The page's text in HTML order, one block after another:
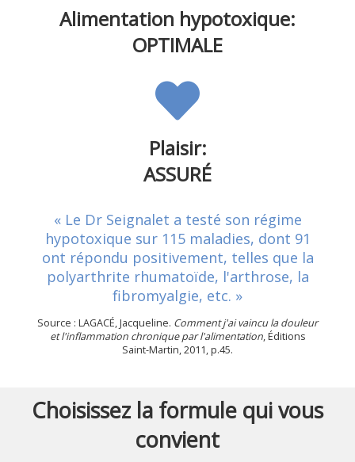
Alimentation hypotoxique:
OPTIMALE
Plaisir:
ASSURÉ
« Le Dr Seignalet a testé son régime
hypotoxique sur 115 maladies, dont 91
ont répondu positivement, telles que la
polyarthrite rhumatoïde, l'arthrose, la
fibromyalgie, etc. »
Source : LAGACÉ, Jacqueline. Comment j'ai vaincu la douleur
et l'inflammation chronique par l'alimentation, Éditions
Saint-Martin, 2011, p.45.
Choisissez la formule qui vous
convient